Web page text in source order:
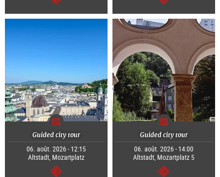
Continuer Continuer
Guided city tour
06. août. 2026 - 12:15
Altstadt, Mozartplatz
Guided city tour
06. août. 2026 - 14:00
Altstadt, Mozartplatz 5